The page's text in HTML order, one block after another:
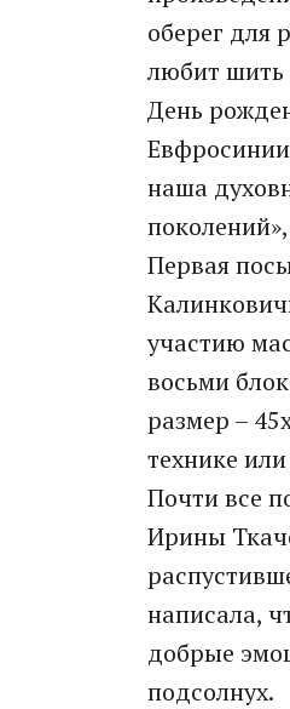
оберег для
любит
День
наша
Первая
участию
восьми
размер –
технике
Почти все
Ирины
написала,
добрые
подсолнух.